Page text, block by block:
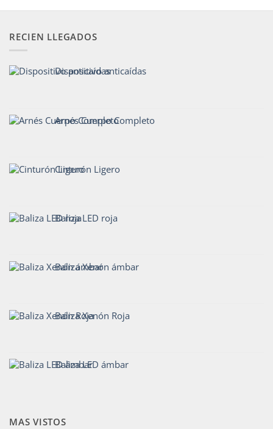
RECIEN LLEGADOS
Dispositivo anticaídas
Arnés Cuerpo Completo
Cinturón Ligero
Baliza LED roja
Baliza Xenón ámbar
Baliza Xenón Roja
Baliza LED ámbar
MAS VISTOS